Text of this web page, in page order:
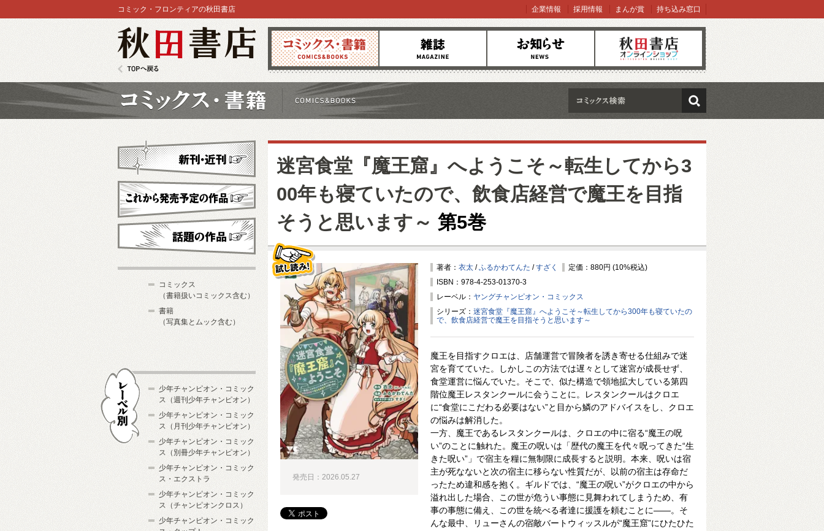
コミックス 雑誌 お知らせ オンラインショップ
コミック・フロンティアの秋田書店 企業情報 採用情報 まんが賞 持ち込み窓口
検索
迷宮食堂『魔王窟』へようこそ～転生してから3
00年も寝ていたので、飲食店経営で魔王を目指
そうと思います～ 第5巻
著者： 衣太 /ふるかわてんた /すざく
定価：880円 (10%税込)
ISBN：978-4-253-01370-3
レーベル： ヤングチャンピオン・コミックス
シリーズ： 迷宮食堂『魔王窟』へようこそ～転生してから300年も寝ていたの
で、飲食店経営で魔王を目指そうと思います～
魔王を目指すクロエは、店舗運営で冒険者を誘き寄せる仕組みで迷
宮を育てていた。しかしこの方法では遅々として迷宮が成長せず、
食堂運営に悩んでいた。そこで、似た構造で領地拡大している第四
階位魔王レスタンクールに会うことに。レスタンクールはクロエ
に“食堂にこだわる必要はない”と目から鱗のアドバイスをし、クロエ
の悩みは解消した。
一方、魔王であるレスタンクールは、クロエの中に宿る“魔王の呪
い”のことに触れた。魔王の呪いは「歴代の魔王を代々呪ってきた“生
きた呪い”」で宿主を糧に無制限に成長すると説明。本来、呪いは宿
主が死なないと次の宿主に移らない性質だが、以前の宿主は存命だ
ったため違和感を抱く。ギルドでは、“魔王の呪い”がクロエの中から
溢れ出した場合、この世が危うい事態に見舞われてしまうため、有
事の事態に備え、この世を統べる者達に援護を頼むことに――。そ
んな最中、リューさんの宿敵バートウィッスルが“魔王窟”にひたひた
試し読み！
発売日：2026.05.27
新刊・近刊
これから発売予定
コミックス
（書籍扱いコミックス含む）
書籍
（写真集とムック含む）
少年チャンピオン・コミック
ス（週刊少年チャンピオン）
少年チャンピオン・コミック
ス（月刊少年チャンピオン）
少年チャンピオン・コミック
ス（別冊少年チャンピオン）
少年チャンピオン・コミック
ス・エクストラ
少年チャンピオン・コミック
ス（チャンピオンクロス）
少年チャンピオン・コミック